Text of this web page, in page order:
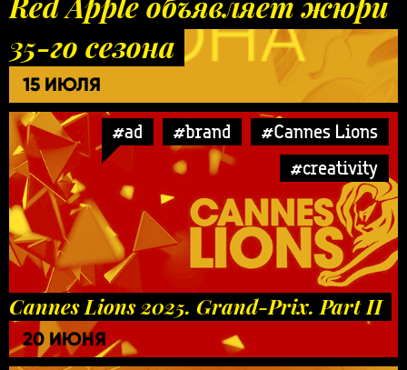
35-го сезона
15 ИЮЛЯ
#ad #brand
#Cannes Lions
#creativity
Cannes Lions 2025. Grand-Prix. Part II
20 ИЮНЯ